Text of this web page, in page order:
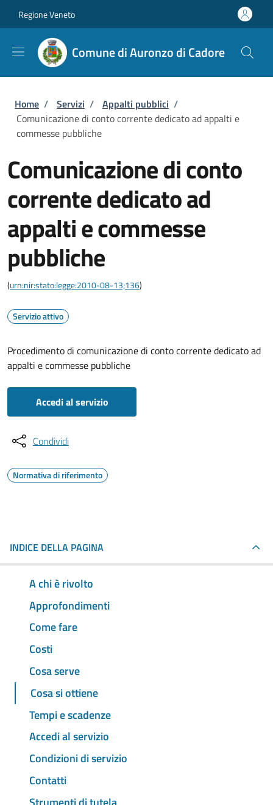
Regione Veneto
Comune di Auronzo di Cadore
Briciole di pane
Home / Servizi / Appalti pubblici /
Comunicazione di conto corrente dedicato ad appalti e
commesse pubbliche
Comunicazione di conto
corrente dedicato ad
appalti e commesse
pubbliche
(urn:nir:stato:legge:2010-08-13;136)
Servizio attivo
Procedimento di comunicazione di conto corrente dedicato ad
appalti e commesse pubbliche
Accedi al servizio
Condividi
Normativa di riferimento
INDICE DELLA PAGINA
A chi è rivolto
Approfondimenti
Come fare
Costi
Cosa serve
Cosa si ottiene
Tempi e scadenze
Accedi al servizio
Condizioni di servizio
Contatti